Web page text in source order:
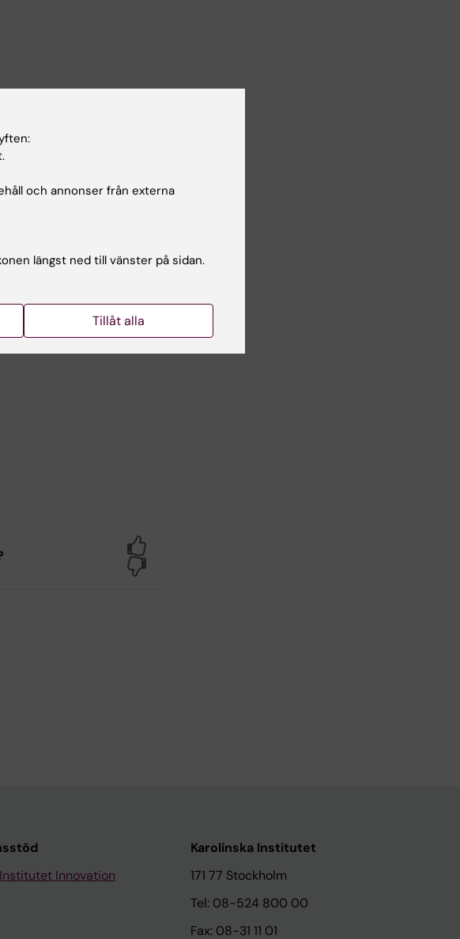
rev 251017
Innovation
Karolinska Institutet
171 77 Stockholm
Tel: 08-524 800 00
Fax: 08-31 11 01
och annonser från externa
längst ned till vänster på sidan.
Tillåt alla